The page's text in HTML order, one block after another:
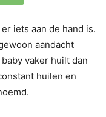
iets aan de hand is.
aandacht
vaker huilt dan
huilen en